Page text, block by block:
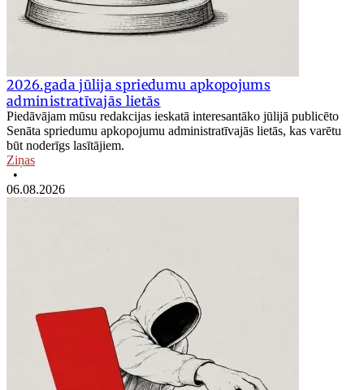
2026.gada jūlija spriedumu apkopojums
administratīvajās lietās
Piedāvājam mūsu redakcijas ieskatā interesantāko jūlijā publicēto
Senāta spriedumu apkopojumu administratīvajās lietās, kas varētu
būt noderīgs lasītājiem.
Ziņas
•
06.08.2026